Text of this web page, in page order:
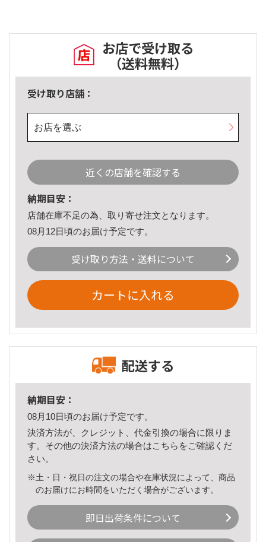
お店で受け取る
（送料無料）
受け取り店舗：
お店を選ぶ
近くの店舗を確認する
納期目安：
店舗在庫不足の為、取り寄せ注文となります。
08月12日頃のお届け予定です。
受け取り方法・送料について
カートに入れる
配送する
納期目安：
08月10日頃のお届け予定です。
決済方法が、クレジット、代金引換の場合に限りま
す。その他の決済方法の場合はこちら をご確認くだ
さい。
※土・日・祝日の注文の場合や在庫状況によって、商品
のお届けにお時間をいただく場合がございます。
即日出荷条件について